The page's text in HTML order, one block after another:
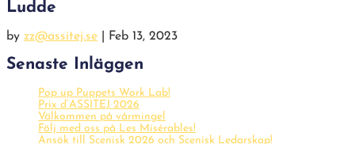
Ludde
by zz@assitej.se Feb 13, 2023
Senaste Inläggen
Pop up Puppets Work Lab!
Prix d’ASSITEJ 2026
Välkommen på vårmingel
Följ med oss på Les Misérables!
Ansök till Scenisk 2026 och Scenisk Ledarskap!